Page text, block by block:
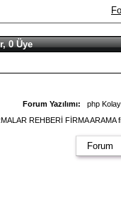
0 Üye
Forum Yazılımı:
php
REHBERİ FİRMA
Forum